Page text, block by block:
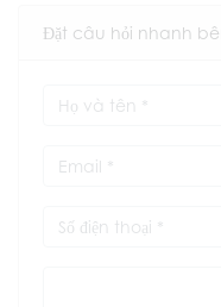
Đặt câu hỏi nhanh